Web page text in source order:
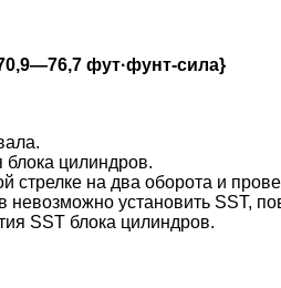
фут·фунт-сила}
блока цилиндров.
стрелке на два оборота и
установить SST,
SST блока цилиндров.